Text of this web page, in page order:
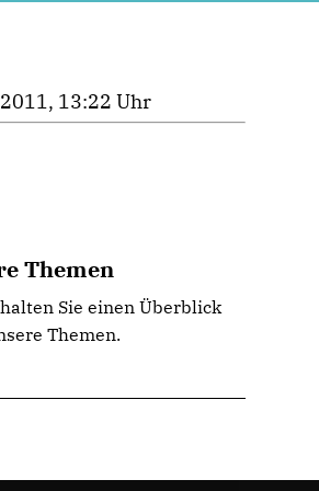
13:22 Uhr
Themen
Sie einen Überblick
Themen.